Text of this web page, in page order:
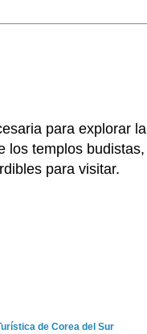
para explorar la
los templos budistas,
para visitar.
de Corea del Sur